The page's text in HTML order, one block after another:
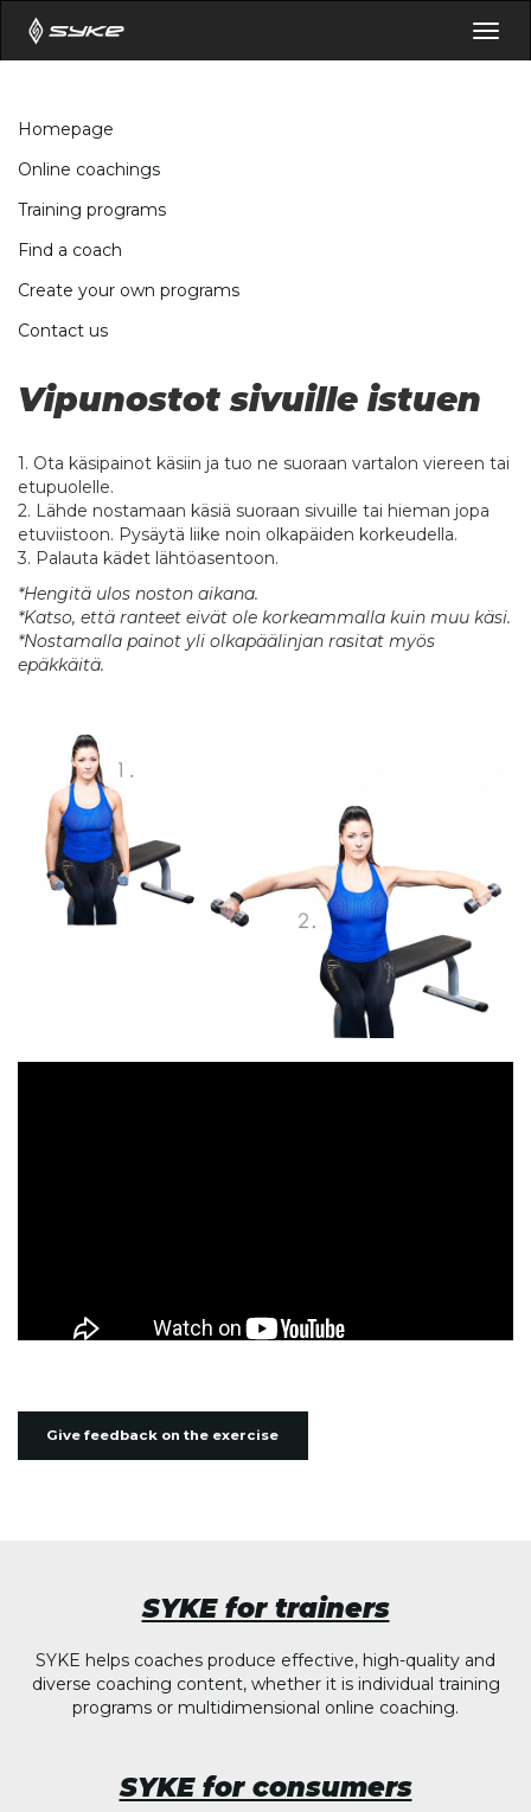
Homepage
Online coachings
Training programs
Find a coach
Create your own programs
Contact us
Vipunostot sivuille istuen
1. Ota käsipainot käsiin ja tuo ne suoraan vartalon viereen tai
etupuolelle.
2. Lähde nostamaan käsiä suoraan sivuille tai hieman jopa
etuviistoon. Pysäytä liike noin olkapäiden korkeudella.
3. Palauta kädet lähtöasentoon.
*Hengitä ulos noston aikana.
*Katso, että ranteet eivät ole korkeammalla kuin muu käsi.
*Nostamalla painot yli olkapäälinjan rasitat myös
epäkkäitä.
Give feedback on the exercise
SYKE for trainers
SYKE helps coaches produce effective, high-quality and
diverse coaching content, whether it is individual training
programs or multidimensional online coaching.
SYKE for consumers